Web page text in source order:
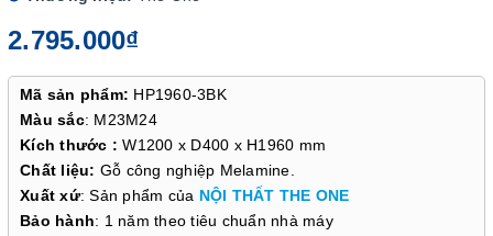
2.795.000₫
Mã sản phẩm: HP1960-3BK
Màu sắc: M23M24
Kích thước :W1200 x D400 x H1960 mm
Chất liệu: Gỗ công nghiệp Melamine.
Xuất xứ: Sản phẩm của NỘI THẤT THE ONE
Bảo hành: 1 năm theo tiêu chuẩn nhà máy